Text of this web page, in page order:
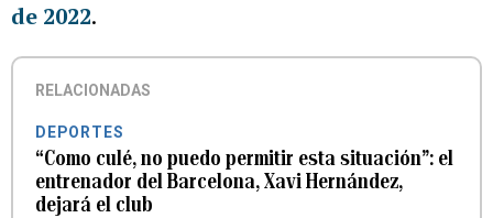
de 2022.
RELACIONADAS
DEPORTES
“Como culé, no puedo permitir esta situación”: el
entrenador del Barcelona, Xavi Hernández,
dejará el club